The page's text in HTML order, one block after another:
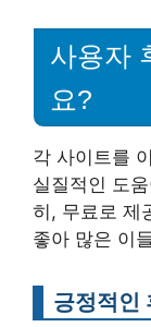
사용자
요?
각 사이트를
실질적인 도
히, 무료로 제
좋아 많은 이
긍정적인